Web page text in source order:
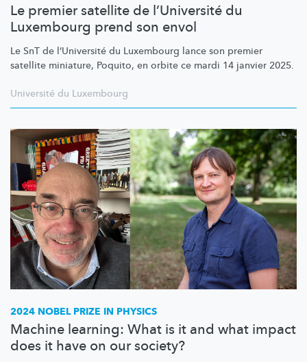
Le premier satellite de l’Université du
Luxembourg prend son envol
Le SnT de l’Université du Luxembourg lance son premier
satellite miniature, Poquito, en orbite ce mardi 14 janvier 2025.
Université du Luxembourg
2024 NOBEL PRIZE IN PHYSICS
Machine learning: What is it and what impact
does it have on our society?